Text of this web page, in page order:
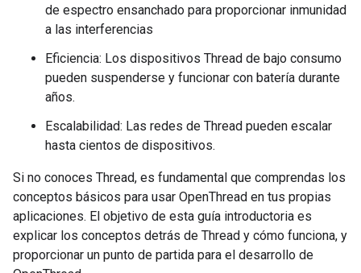
de espectro ensanchado para proporcionar inmunidad
a las interferencias
Eficiencia: Los dispositivos Thread de bajo consumo
pueden suspenderse y funcionar con batería durante
años.
Escalabilidad: Las redes de Thread pueden escalar
hasta cientos de dispositivos.
Si no conoces Thread, es fundamental que comprendas los
conceptos básicos para usar OpenThread en tus propias
aplicaciones. El objetivo de esta guía introductoria es
explicar los conceptos detrás de Thread y cómo funciona, y
proporcionar un punto de partida para el desarrollo de